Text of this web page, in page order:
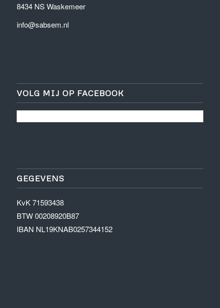
8434 NS Waskemeer
info@sabsem.nl
VOLG MIJ OP FACEBOOK
GEGEVENS
KvK 71593438
BTW 00208920B87
IBAN NL19KNAB0257344152